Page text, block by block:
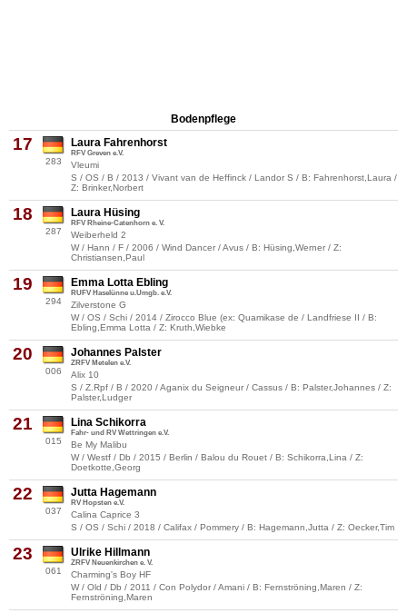
Bodenpflege
17
283
Laura Fahrenhorst
RFV Greven e.V.
Vleumi
S / OS / B / 2013 / Vivant van de Heffinck / Landor S / B: Fahrenhorst,Laura /
Z: Brinker,Norbert
18
287
Laura Hüsing
RFV Rheine-Catenhorn e. V.
Weiberheld 2
W / Hann / F / 2006 / Wind Dancer / Avus / B: Hüsing,Werner / Z:
Christiansen,Paul
19
294
Emma Lotta Ebling
RUFV Haselünne u.Umgb. e.V.
Zilverstone G
W / OS / Schi / 2014 / Zirocco Blue (ex: Quamikase de / Landfriese II / B:
Ebling,Emma Lotta / Z: Kruth,Wiebke
20
006
Johannes Palster
ZRFV Metelen e.V.
Alix 10
S / Z.Rpf / B / 2020 / Aganix du Seigneur / Cassus / B: Palster,Johannes / Z:
Palster,Ludger
21
015
Lina Schikorra
Fahr- und RV Wettringen e.V.
Be My Malibu
W / Westf / Db / 2015 / Berlin / Balou du Rouet / B: Schikorra,Lina / Z:
Doetkotte,Georg
22
037
Jutta Hagemann
RV Hopsten e.V.
Calina Caprice 3
S / OS / Schi / 2018 / Califax / Pommery / B: Hagemann,Jutta / Z: Oecker,Tim
23
061
Ulrike Hillmann
ZRFV Neuenkirchen e. V.
Charming's Boy HF
W / Old / Db / 2011 / Con Polydor / Amani / B: Fernströning,Maren / Z:
Fernströning,Maren